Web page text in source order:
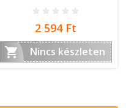
Ár
2 594 Ft

Nincs készleten